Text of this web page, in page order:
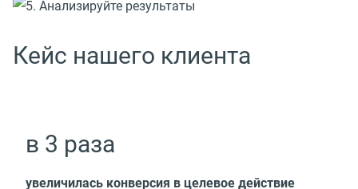
Кейс нашего клиента
в 3 раза
увеличилась конверсия в целевое действие